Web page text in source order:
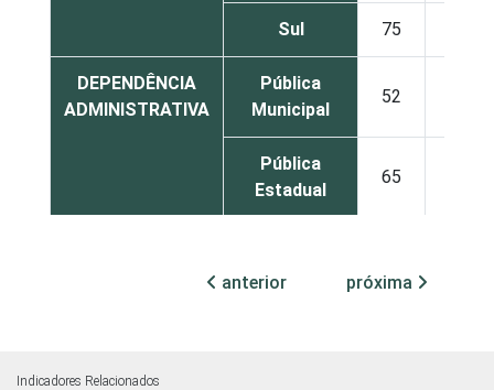
Sul 75
DEPENDÊNCIA
ADMINISTRATIVA
Pública
Municipal
52
Pública
Estadual
65
SÉRIE
anterior próxima
Indicadores Relacionados